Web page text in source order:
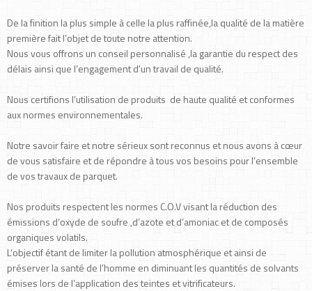
De la finition la plus simple à celle la plus raffinée,la qualité de la matière
première fait l’objet de toute notre attention.
Nous vous offrons un conseil personnalisé ,la garantie du respect des
délais ainsi que l’engagement d’un travail de qualité.
Nous certifions l’utilisation de produits de haute qualité et conformes
aux normes environnementales.
Notre savoir faire et notre sérieux sont reconnus et nous avons à cœur
de vous satisfaire et de répondre à tous vos besoins pour l’ensemble
de vos travaux de parquet.
Nos produits respectent les normes C.O.V visant la réduction des
émissions d’oxyde de soufre ,d’azote et d’amoniac et de composés
organiques volatils.
L’objectif étant de limiter la pollution atmosphérique et ainsi de
préserver la santé de l’homme en diminuant les quantités de solvants
émises lors de l’application des teintes et vitrificateurs.